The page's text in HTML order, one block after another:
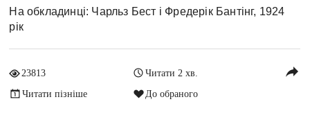
Авіація і космонавтика
Архітектура і будівництво
Козацька доба
На обкладинці: Чарльз Бест і Фредерік Бантінг, 1924
рік
23813
Читати 2 хв.
Читати пізніше
До обраного
reply